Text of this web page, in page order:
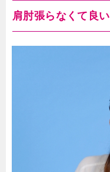
肩肘張らなくて良い